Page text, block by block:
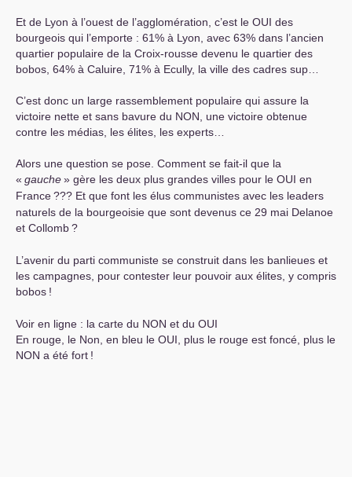
Et de Lyon à l’ouest de l’agglomération, c’est le OUI des
bourgeois qui l’emporte : 61% à Lyon, avec 63% dans l’ancien
quartier populaire de la Croix-rousse devenu le quartier des
bobos, 64% à Caluire, 71% à Ecully, la ville des cadres sup…
C’est donc un large rassemblement populaire qui assure la
victoire nette et sans bavure du NON , une victoire obtenue
contre les médias, les élites, les experts…
Alors une question se pose. Comment se fait-il que la
« gauche» gère les deux plus grandes villes pour le OUI en
France??? Et que font les élus communistes avec les leaders
naturels de la bourgeoisie que sont devenus ce 29 mai Delanoe
et Collomb?
L’avenir du parti communiste se construit dans les banlieues et
les campagnes, pour contester leur pouvoir aux élites, y compris
bobos !
Voir en ligne : la carte du NON et du OUI
En rouge, le Non, en bleu le OUI , plus le rouge est foncé, plus le
NON a été fort !